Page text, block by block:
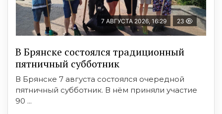
7 АВГУСТА 2026, 16:29 23
В Брянске состоялся традиционный
пятничный субботник
В Брянске 7 августа состоялся очередной
пятничный субботник. В нём приняли участие
90 ...